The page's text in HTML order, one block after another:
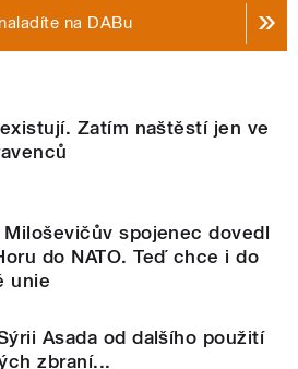
na DABu
Zatím naštěstí jen ve
Miloševičův spojenec dovedl
do NATO. Teď chce i do
unie
Asada od dalšího použití
zbraní...